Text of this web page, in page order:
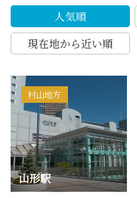
人気順
現在地から近い順
山形駅
村山地方